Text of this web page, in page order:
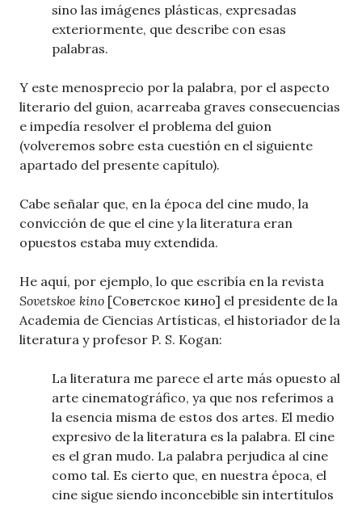
sino las imágenes plásticas, expresadas
exteriormente, que describe con esas
palabras.
Y este menosprecio por la palabra, por el aspecto
literario del guion, acarreaba graves consecuencias
e impedía resolver el problema del guion
(volveremos sobre esta cuestión en el siguiente
apartado del presente capítulo).
Cabe señalar que, en la época del cine mudo, la
convicción de que el cine y la literatura eran
opuestos estaba muy extendida.
He aquí, por ejemplo, lo que escribía en la revista
Sovetskoe kino [Советское кино] el presidente de la
Academia de Ciencias Artísticas, el historiador de la
literatura y profesor P. S. Kogan:
La literatura me parece el arte más opuesto al
arte cinematográfico, ya que nos referimos a
la esencia misma de estos dos artes. El medio
expresivo de la literatura es la palabra. El cine
es el gran mudo. La palabra perjudica al cine
como tal. Es cierto que, en nuestra época, el
cine sigue siendo inconcebible sin intertítulos